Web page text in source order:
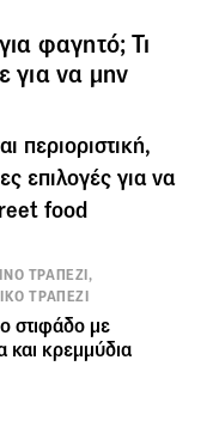
φαγητό; Τι
για να μην
περιοριστική,
επιλογές για να
food
ΤΡΑΠΕΖΙ,
ΤΡΑΠΕΖΙ
στιφάδο με
και κρεμμύδια